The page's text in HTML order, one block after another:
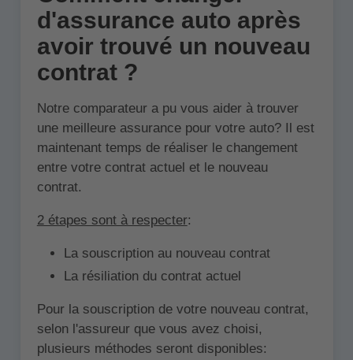
d'assurance auto après
avoir trouvé un nouveau
contrat ?
Notre comparateur a pu vous aider à trouver
une meilleure assurance pour votre auto? Il est
maintenant temps de réaliser le changement
entre votre contrat actuel et le nouveau
contrat.
2 étapes sont à respecter:
La souscription au nouveau contrat
La résiliation du contrat actuel
Pour la souscription de votre nouveau contrat,
selon l'assureur que vous avez choisi,
plusieurs méthodes seront disponibles: